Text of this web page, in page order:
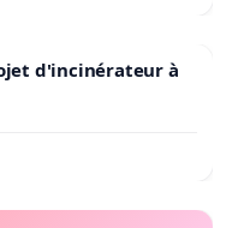
d'incinérateur à